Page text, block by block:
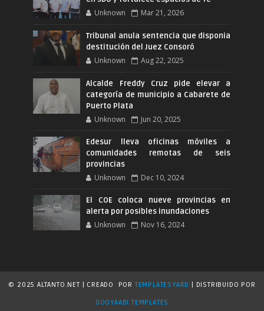
Unknown Mar 21, 2026
Tribunal anula sentencia que disponia
destitución del Juez Consoró
Unknown Aug 22, 2025
Alcalde Freddy Cruz pide elevar a
categoría de municipio a Cabarete de
Puerto Plata
Unknown Jun 20, 2025
Edesur lleva oficinas móviles a
comunidades remotas de seis
provincias
Unknown Dec 10, 2024
El COE coloca nueve provincias en
alerta por posibles inundaciones
Unknown Nov 16, 2024
© 2025 ALTANTO.NET | CREADO PORTEMPLATESYARD
| DISTRIBUIDO POR
GOOYAABI TEMPLATES